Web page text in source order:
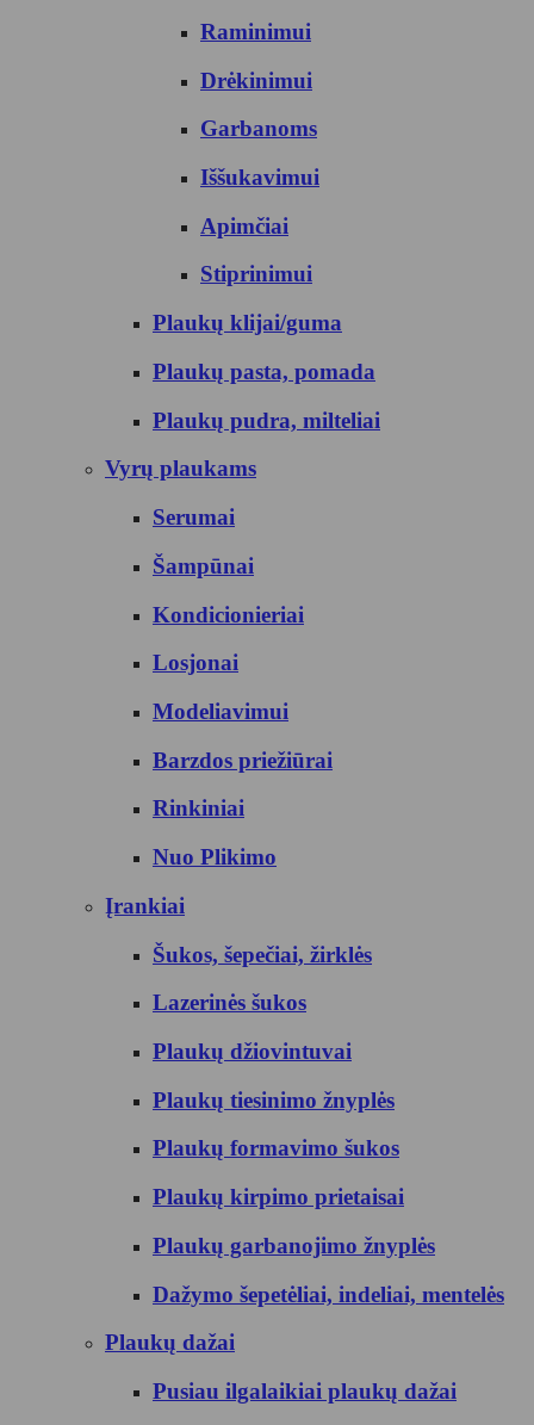
Raminimui
Drėkinimui
Garbanoms
Iššukavimui
Apimčiai
Stiprinimui
Plaukų klijai/guma
Plaukų pasta, pomada
Plaukų pudra, milteliai
Vyrų plaukams
Serumai
Šampūnai
Kondicionieriai
Losjonai
Modeliavimui
Barzdos priežiūrai
Rinkiniai
Nuo Plikimo
Įrankiai
Šukos, šepečiai, žirklės
Lazerinės šukos
Plaukų džiovintuvai
Plaukų tiesinimo žnyplės
Plaukų formavimo šukos
Plaukų kirpimo prietaisai
Plaukų garbanojimo žnyplės
Dažymo šepetėliai, indeliai, mentelės
Plaukų dažai
Pusiau ilgalaikiai plaukų dažai